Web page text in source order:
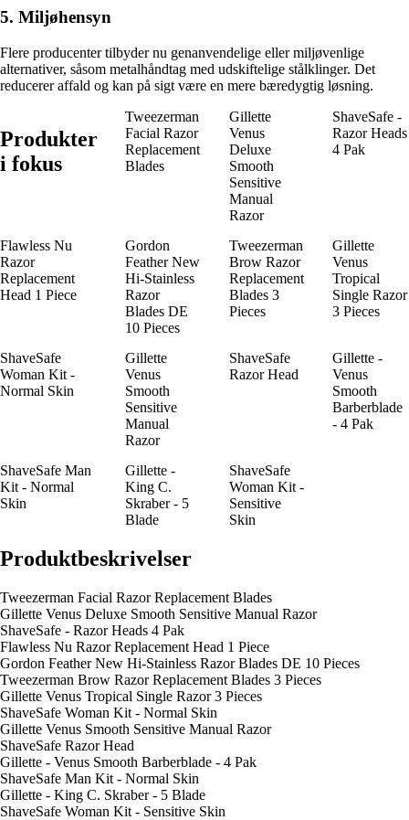
5. Miljøhensyn
Flere producenter tilbyder nu genanvendelige eller miljøvenlige
alternativer, såsom metalhåndtag med udskiftelige stålklinger. Det
reducerer affald og kan på sigt være en mere bæredygtig løsning.
Produkter
i fokus
Tweezerman
Facial Razor
Replacement
Blades
Gillette
Venus
Deluxe
Smooth
Sensitive
Manual
Razor
ShaveSafe -
Razor Heads
4 Pak
Flawless Nu
Razor
Replacement
Head 1 Piece
Gordon
Feather New
Hi-Stainless
Razor
Blades DE
10 Pieces
Tweezerman
Brow Razor
Replacement
Blades 3
Pieces
Gillette
Venus
Tropical
Single Razor
3 Pieces
ShaveSafe
Woman Kit -
Normal Skin
Gillette
Venus
Smooth
Sensitive
Manual
Razor
ShaveSafe
Razor Head
Gillette -
Venus
Smooth
Barberblade
- 4 Pak
ShaveSafe Man
Kit - Normal
Skin
Gillette -
King C.
Skraber - 5
Blade
ShaveSafe
Woman Kit -
Sensitive
Skin
Produktbeskrivelser
Tweezerman Facial Razor Replacement Blades
Gillette Venus Deluxe Smooth Sensitive Manual Razor
ShaveSafe - Razor Heads 4 Pak
Flawless Nu Razor Replacement Head 1 Piece
Gordon Feather New Hi-Stainless Razor Blades DE 10 Pieces
Tweezerman Brow Razor Replacement Blades 3 Pieces
Gillette Venus Tropical Single Razor 3 Pieces
ShaveSafe Woman Kit - Normal Skin
Gillette Venus Smooth Sensitive Manual Razor
ShaveSafe Razor Head
Gillette - Venus Smooth Barberblade - 4 Pak
ShaveSafe Man Kit - Normal Skin
Gillette - King C. Skraber - 5 Blade
ShaveSafe Woman Kit - Sensitive Skin